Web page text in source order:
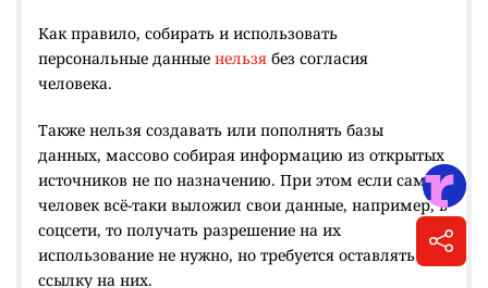
Как правило, собирать и использовать
персональные данные нельзя без согласия
человека.
Также нельзя создавать или пополнять базы
данных, массово собирая информацию из открытых
источников не по назначению. При этом если сам
человек всё-таки выложил свои данные, например, в
соцсети, то получать разрешение на их
использование не нужно, но требуется оставлять
ссылку на них.